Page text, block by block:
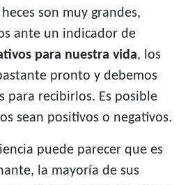
son muy grandes,
ante un indicador de
para nuestra vida, los
pronto y debemos
para recibirlos. Es posible
sean positivos o negativos.
puede parecer que es
la mayoría de sus